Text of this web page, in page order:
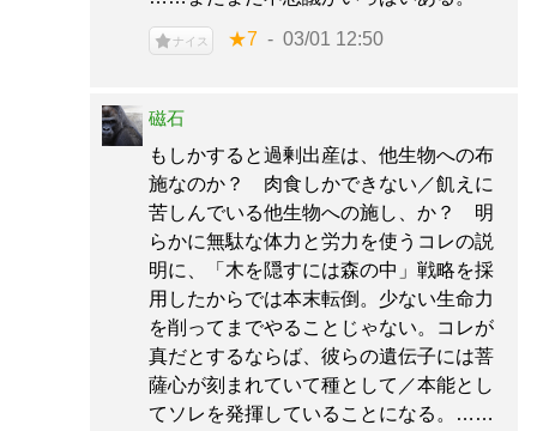
ナイス ★7 03/01 12:50
磁石
もしかすると過剰出産は、他生物への布
施なのか？ 肉食しかできない／飢えに
苦しんでいる他生物への施し、か？ 明
らかに無駄な体力と労力を使うコレの説
明に、「木を隠すには森の中」戦略を採
用したからでは本末転倒。少ない生命力
を削ってまでやることじゃない。コレが
真だとするならば、彼らの遺伝子には菩
薩心が刻まれていて種として／本能とし
てソレを発揮していることになる。……